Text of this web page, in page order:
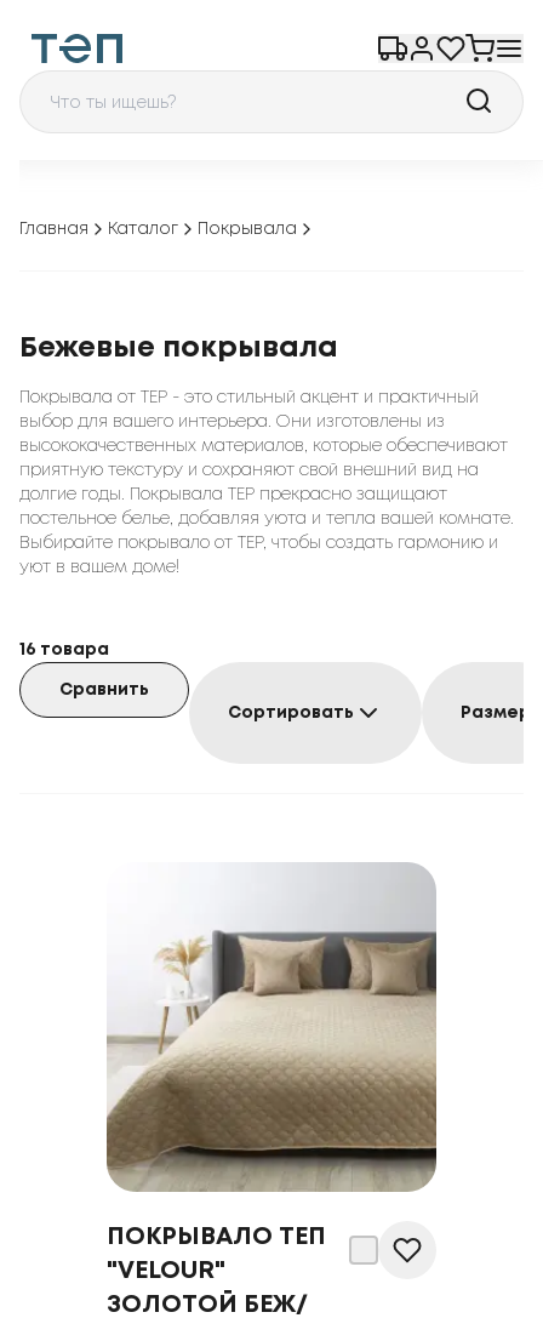
Главная Каталог Покрывала
Бежевые покрывала
Покрывала от TEP - это стильный акцент и практичный
выбор для вашего интерьера. Они изготовлены из
высококачественных материалов, которые обеспечивают
приятную текстуру и сохраняют свой внешний вид на
долгие годы. Покрывала TEP прекрасно защищают
постельное белье, добавляя уюта и тепла вашей комнате.
Выбирайте покрывало от TEP, чтобы создать гармонию и
уют в вашем доме!
Сравнить
Сортировать
Размер
16 товара
ПОКРЫВАЛО ТЕП
"VELOUR"
ЗОЛОТОЙ БЕЖ/